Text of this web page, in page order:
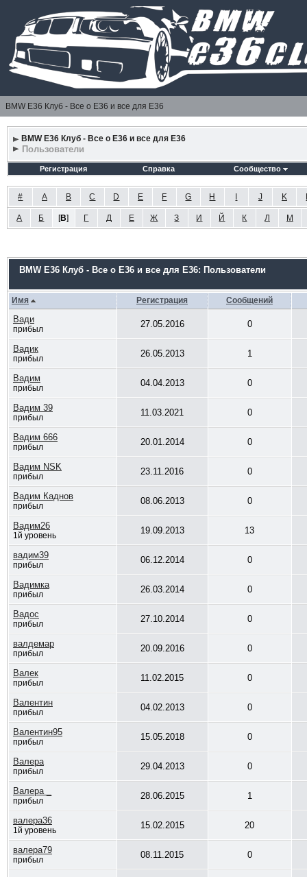
BMW E36 Клуб - Все о Е36 и все для Е36
BMW E36 Клуб - Все о Е36 и все для Е36
Пользователи
Регистрация Справка Сообщество
# A B C D E F G H J K
А Б [В] Г Д Е Ж З И Й К Л М
BMW E36 Клуб - Все о Е36 и все для Е36: Пользователи
Имя Регистрация Сообщений
Вади
прибыл 27.05.2016 0
Вадик
прибыл 26.05.2013 1
Вадим
прибыл 04.04.2013 0
Вадим 39
прибыл 11.03.2021 0
Вадим 666
прибыл 20.01.2014 0
Вадим NSK
прибыл 23.11.2016 0
Вадим Каднов
прибыл 08.06.2013 0
Вадим26
1й уровень 19.09.2013 13
вадим39
прибыл 06.12.2014 0
Вадимка
прибыл 26.03.2014 0
Вадос
прибыл 27.10.2014 0
валдемар
прибыл 20.09.2016 0
Валек
прибыл 11.02.2015 0
Валентин
прибыл 04.02.2013 0
Валентин95
прибыл 15.05.2018 0
Валера
прибыл 29.04.2013 0
Валера _
прибыл 28.06.2015 1
валера36
1й уровень 15.02.2015 20
валера79
прибыл 08.11.2015 0